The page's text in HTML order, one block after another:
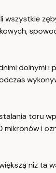
wszystkie
dolnymi i
toru
mikronów i
niż ta